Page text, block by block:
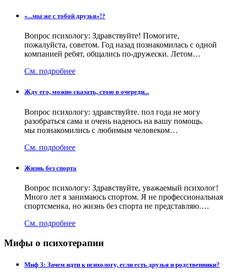
«...мы же с тобой друзья»!?
Вопрос психологу: Здравствуйте! Помогите,
пожалуйста, советом. Год назад познакомилась с одной
компанией ребят, общались по-дружески. Летом…
См. подробнее
Жду его, можно сказать, стою в очереди...
Вопрос психологу: здравствуйте. пол года не могу
разобраться сама и очень надеюсь на вашу помощь.
мы познакомились с любимым человеком…
См. подробнее
Жизнь без спорта
Вопрос психологу: Здравствуйте, уважаемый психолог!
Много лет я занимаюсь спортом. Я не профессиональная
спортсменка, но жизнь без спорта не представляю.…
См. подробнее
Мифы о психотерапии
Миф 3: Зачем идти к психологу, если есть друзья и родственники?